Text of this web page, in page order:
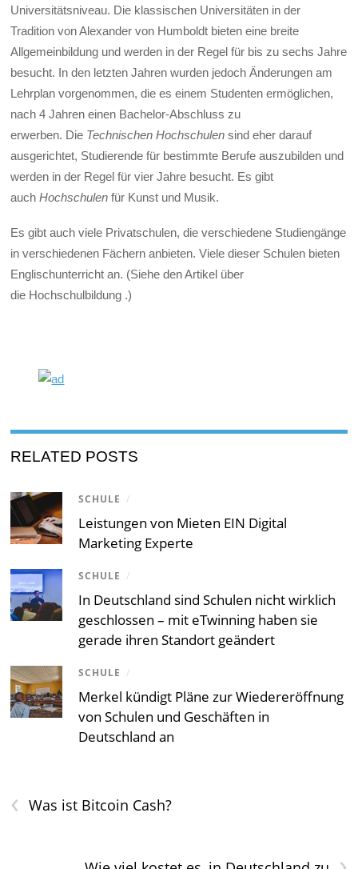
Universitätsniveau. Die klassischen Universitäten in der
Tradition von Alexander von Humboldt bieten eine breite
Allgemeinbildung und werden in der Regel für bis zu sechs Jahre
besucht. In den letzten Jahren wurden jedoch Änderungen am
Lehrplan vorgenommen, die es einem Studenten ermöglichen,
nach 4 Jahren einen Bachelor-Abschluss zu
erwerben. Die Technischen Hochschulen sind eher darauf
ausgerichtet, Studierende für bestimmte Berufe auszubilden und
werden in der Regel für vier Jahre besucht. Es gibt
auchHochschulen für Kunst und Musik.
Es gibt auch viele Privatschulen, die verschiedene Studiengänge
in verschiedenen Fächern anbieten. Viele dieser Schulen bieten
Englischunterricht an. (Siehe den Artikel über
die Hochschulbildung .)
RELATED POSTS
SCHULE /
Leistungen von Mieten EIN Digital
Marketing Experte
SCHULE /
In Deutschland sind Schulen nicht wirklich
geschlossen – mit eTwinning haben sie
gerade ihren Standort geändert
SCHULE /
Merkel kündigt Pläne zur Wiedereröffnung
von Schulen und Geschäften in
Deutschland an
‹ Was ist Bitcoin Cash?